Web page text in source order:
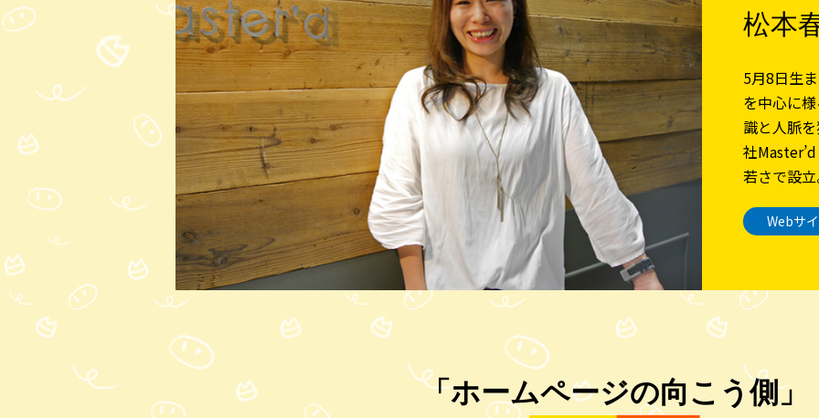
松本
5月8日生
を中心に
識と人脈
社
若さで設
Webサ
「ホームページの向こう側」